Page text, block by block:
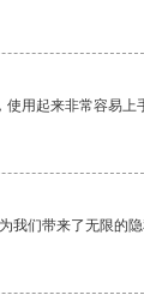
用起来非常容易上
我们带来了无限的隐